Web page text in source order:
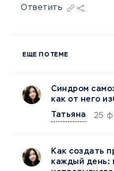
Ответить
ЕЩЕ ПО ТЕМЕ
Синдром
как от него
Татьяна
25
Как создать
каждый день: